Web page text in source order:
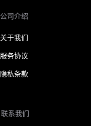
公司介绍
关于我们
服务协议
隐私条款
联系我们